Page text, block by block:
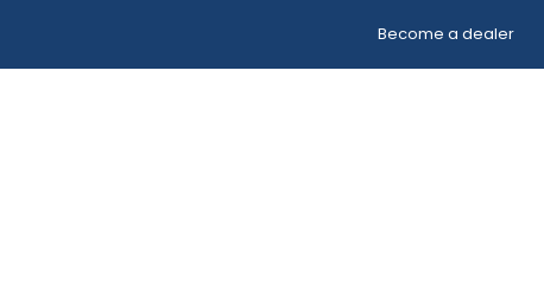
Become a dealer